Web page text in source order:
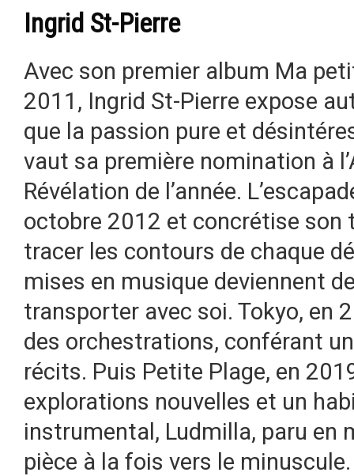
Ingrid St-Pierre
Avec son premier album Ma
2011, Ingrid St-Pierre expose
que la passion pure et
vaut sa première nomination à
Révélation de l’année.
octobre 2012 et concrétise
tracer les contours de chaque
mises en musique deviennent
transporter avec soi. Tokyo, en
des orchestrations, conférant
récits. Puis Petite Plage, en
explorations nouvelles et un
instrumental, Ludmilla, paru en
pièce à la fois vers le